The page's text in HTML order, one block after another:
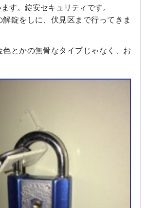
す。錠安セキュリティです。
錠をしに、伏見区まで行ってきま
色とかの無骨なタイプじゃなく、お